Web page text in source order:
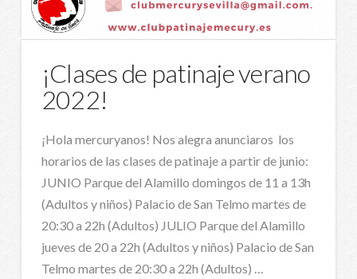
¡Clases de patinaje verano
2022!
¡Hola mercuryanos! Nos alegra anunciaros los
horarios de las clases de patinaje a partir de junio:
JUNIO Parque del Alamillo domingos de 11 a 13h
(Adultos y niños) Palacio de San Telmo martes de
20:30 a 22h (Adultos) JULIO Parque del Alamillo
jueves de 20 a 22h (Adultos y niños) Palacio de San
Telmo martes de 20:30 a 22h (Adultos) …